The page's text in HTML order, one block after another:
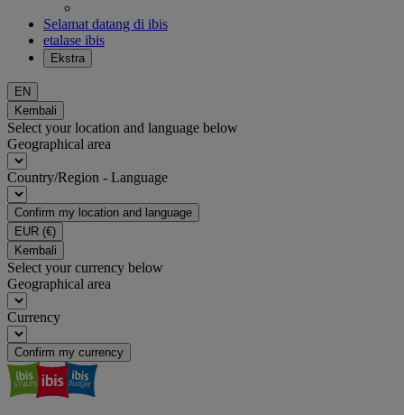
Selamat datang di ibis
etalase ibis
Ekstra
EN
Kembali
Select your location and language below
Geographical area
Country/Region - Language
Confirm my location and language
EUR (€)
Kembali
Select your currency below
Geographical area
Currency
Confirm my currency